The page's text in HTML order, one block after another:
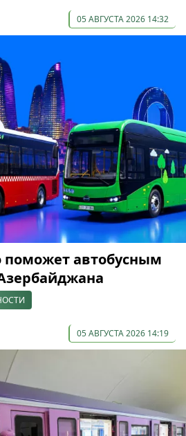
05 АВГУСТА 2026 14:32
поможет автобусным
05 АВГУСТА 2026 14:19